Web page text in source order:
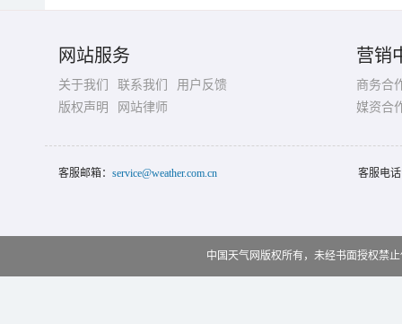
网站服务
关于我们 联系我们
用户反馈
版权声明
网站律师
营销
商务合
媒资合
客服邮箱： service@weather.com.cn 客服电
中国天气网版权所有，未经书面授权